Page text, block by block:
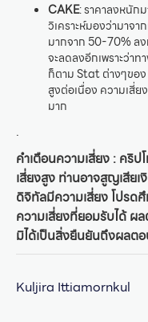
CAKE: ราคาลงหนัก
วิเคราะห์มองว่ามาจ
มากจาก 50-70% ล
จะลดลงอีกเพราะว่าท
ก็ตาม Stat ต่างๆขอ
สูงต่อเนื่อง ความเสี่ย
มาก
.
คำเตือนความเสี่ยง : คริป
เสี่ยงสูง ท่านอาจสูญเสีย
ดิจิทัลมีความเสี่ยง โปรด
ความเสี่ยงที่ยอมรับได้
มิได้เป็นสิ่งยืนยันถึงผลต
Kuljira Ittiamornkul